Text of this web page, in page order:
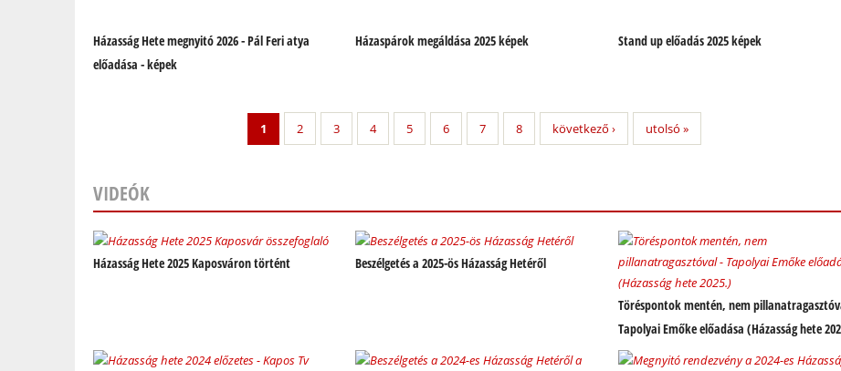
Házasság Hete megnyitó 2026 - Pál Feri atya
előadása - képek
Házaspárok megáldása 2025 képek Stand up előadás 2025 képek
1 2 3 4 5 6 7 8 következő › utolsó »
VIDEÓK
Házasság Hete 2025 Kaposváron történt Beszélgetés a 2025-ös Házasság Hetéről
Töréspontok mentén, nem
Tapolyai Emőke előadása (Házasság hete
Oldalak